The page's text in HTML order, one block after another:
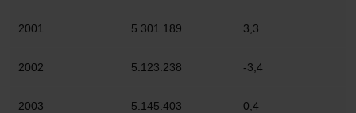
2001 5.301.189 3,3
2002 5.123.238 -3,4
2003 5.145.403 0,4